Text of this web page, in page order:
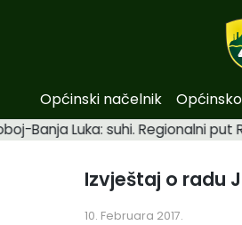
Općinski načelnik
Banja Luka: suhi. Regionalni
Izvještaj o radu
10. Februara 2017.